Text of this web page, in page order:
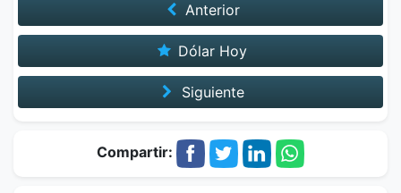
Anterior
Dólar Hoy
Siguiente
Compartir: